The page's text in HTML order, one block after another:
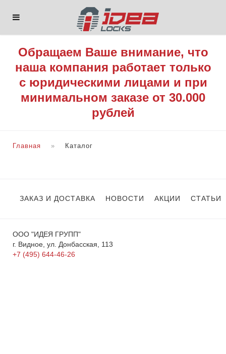
Обращаем Ваше внимание, что
наша компания работает только
с юридическими лицами и при
минимальном заказе от 30.000
рублей
Главная Каталог
ЗАКАЗ И ДОСТАВКА НОВОСТИ АКЦИИ СТАТЬИ
ООО "ИДЕЯ ГРУПП"
г. Видное, ул. Донбасская, 113
+7 (495) 644-46-26